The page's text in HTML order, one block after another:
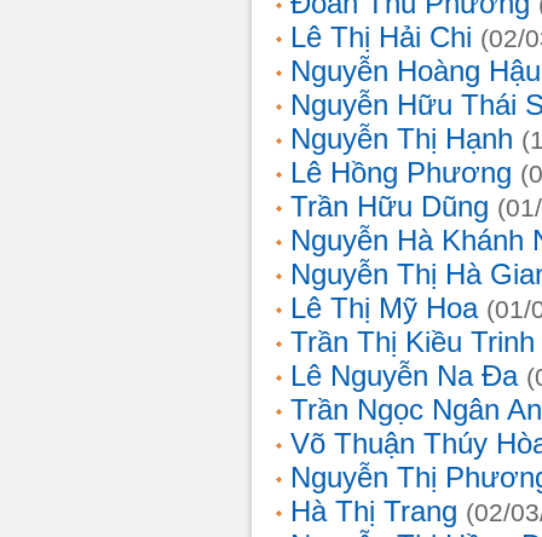
Lê Thị Hải Chi (02/
Nguyễn Hoàng Hậu
Nguyễn Hữu Thái
Nguyễn Thị Hạnh
Lê Hồng Phương
Trần Hữu Dũng
Nguyễn Hà Khánh
Nguyễn Thị Hà
Lê Thị Mỹ Hoa (01/
Trần Thị Kiều Trinh
Lê Nguyễn Na Đa
Trần Ngọc Ngân
Võ Thuận Thúy
Nguyễn Thị
Hà Thị Trang (02/